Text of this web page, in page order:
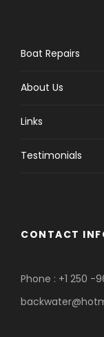
Boat Repairs
About Us
Links
Testimonials
CONTACT
Phone : +1 250 -